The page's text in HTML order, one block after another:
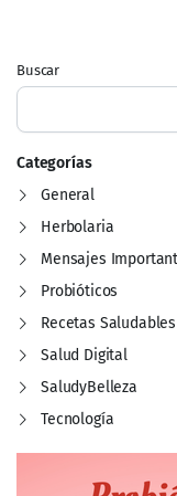
Buscar
Categorías
General
Herbolaria
Mensajes
Probióticos
Recetas Saludables
Salud Digital
SaludyBelleza
Tecnología